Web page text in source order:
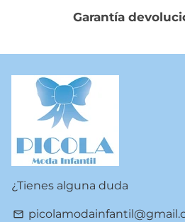
Garantía
¿Tienes alguna duda
email